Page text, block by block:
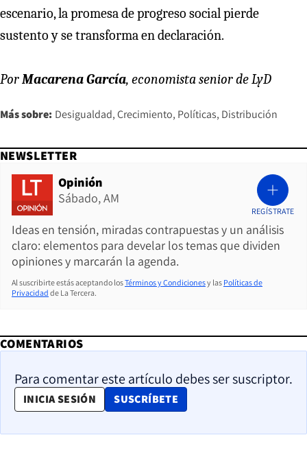
escenario, la promesa de progreso social pierde
sustento y se transforma en declaración.
PorMacarena García, economista senior de LyD
Más sobre: Desigualdad Crecimiento Políticas Distribución
NEWSLETTER
Opinión
Sábado, AM
Ideas en tensión, miradas contrapuestas y un análisis
claro: elementos para develar los temas que dividen
opiniones y marcarán la agenda.
REGÍSTRATE
Al suscribirte estás aceptando losTérminos y Condicionesy las Políticas de
Privacidad de La Tercera.
COMENTARIOS
Para comentar este artículo debes ser suscriptor.
INICIA SESIÓN SUSCRÍBETE
OPENS IN NEW WINDOW